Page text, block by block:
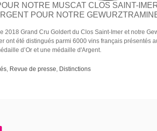
NOTRE MUSCAT CLOS SAINT-
POUR NOTRE
2018 Grand Cru Goldert du Clos Saint-Imer et notre
ont été distingués parmi 6000 vins français présentés
d’Or et une médaille d'Argent.
Revue de presse Distinctions